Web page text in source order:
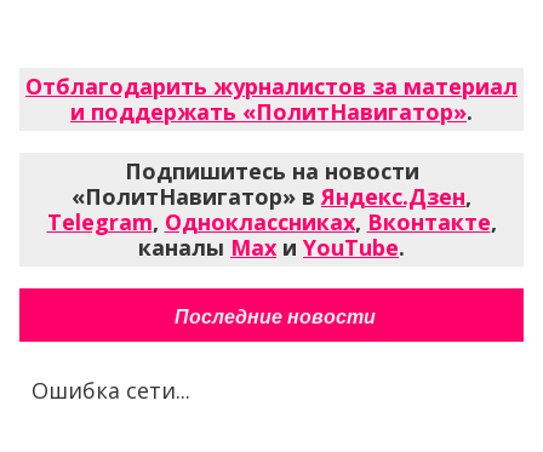
Отблагодарить журналистов за материал
и поддержать «ПолитНавигатор».
Подпишитесь на новости
«ПолитНавигатор» вЯндекс.Дзен,
Telegram, Одноклассниках, Вконтакте,
каналы Max и YouTube.
Последние новости
Ошибка сети...